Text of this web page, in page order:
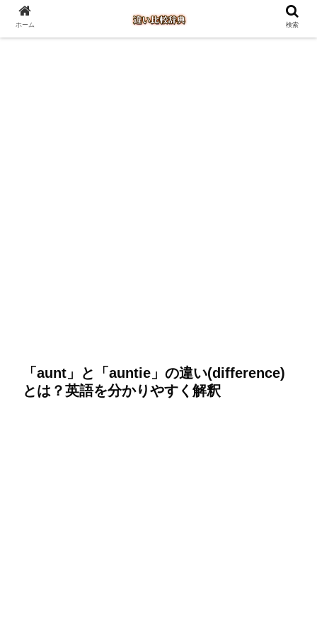
「aunt」と「auntie」の違い(difference)
とは？英語を分かりやすく解釈
ホーム 検索